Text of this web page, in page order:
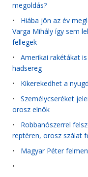
megoldás?
• Hiába jön az év
Varga Mihály így sem
fellegek
• Amerikai rakétákat
hadsereg
• Kikerekedhet a
• Személycseréket
orosz elnök
• Robbanószerrel
reptéren, orosz szálat
• Magyar Péter
•